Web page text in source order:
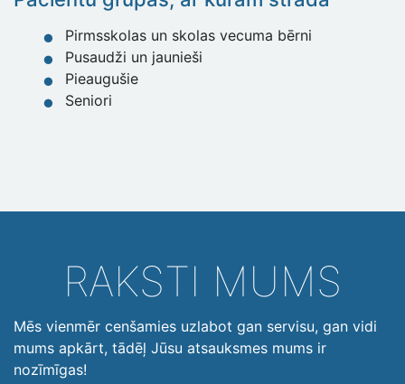
Pirmsskolas un skolas vecuma bērni
Pusaudži un jaunieši
Pieaugušie
Seniori
RAKSTI MUMS
Mēs vienmēr cenšamies uzlabot gan servisu, gan vidi
mums apkārt, tādēļ Jūsu atsauksmes mums ir
nozīmīgas!